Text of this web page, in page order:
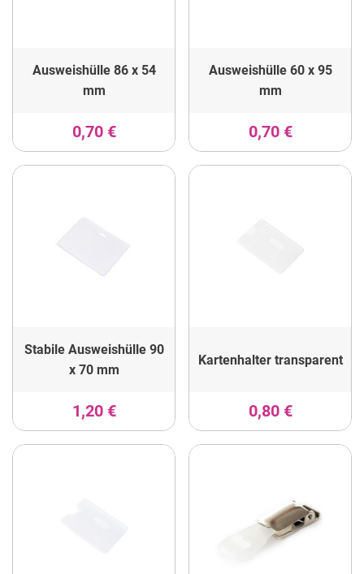
Ausweishülle 86 x 54
mm
0,70 €
Ausweishülle 60 x 95
mm
0,70 €
Stabile Ausweishülle 90
x 70 mm
1,20 €
Kartenhalter transparent
0,80 €